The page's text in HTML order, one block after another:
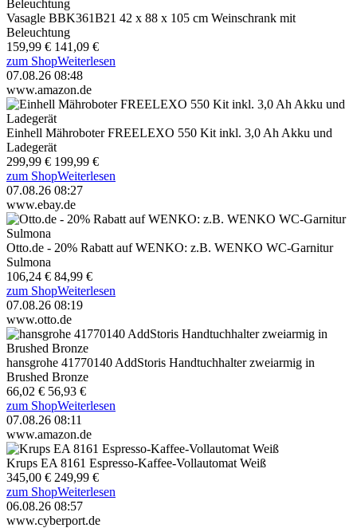
Vasagle BBK361B21 42 x 88 x 105 cm Weinschrank mit
Beleuchtung
159,99 € 141,09 €
zum ShopWeiterlesen
07.08.26 08:48
www.amazon.de
Einhell Mähroboter FREELEXO 550 Kit inkl. 3,0 Ah Akku und
Ladegerät
299,99 € 199,99 €
zum ShopWeiterlesen
07.08.26 08:27
www.ebay.de
Otto.de - 20% Rabatt auf WENKO: z.B. WENKO WC-Garnitur
Sulmona
106,24 € 84,99 €
zum ShopWeiterlesen
07.08.26 08:19
www.otto.de
hansgrohe 41770140 AddStoris Handtuchhalter zweiarmig in
Brushed Bronze
66,02 € 56,93 €
zum ShopWeiterlesen
07.08.26 08:11
www.amazon.de
Krups EA 8161 Espresso-Kaffee-Vollautomat Weiß
345,00 € 249,99 €
zum ShopWeiterlesen
06.08.26 08:57
www.cyberport.de